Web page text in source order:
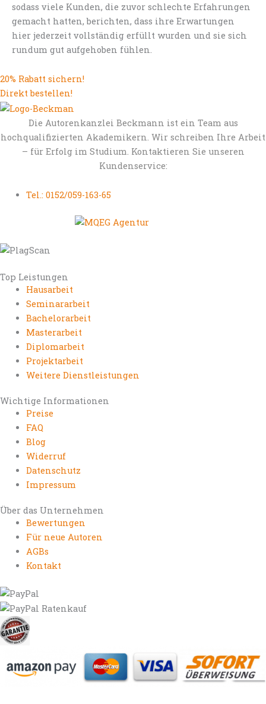
sodass viele Kunden, die zuvor schlechte Erfahrungen
gemacht hatten, berichten, dass ihre Erwartungen
hier jederzeit vollständig erfüllt wurden und sie sich
rundum gut aufgehoben fühlen.
20% Rabatt sichern!
Direkt bestellen!
Die Autorenkanzlei Beckmann ist ein Team aus
hochqualifizierten Akademikern. Wir schreiben Ihre Arbeit
– für Erfolg im Studium. Kontaktieren Sie unseren
Kundenservice:
Tel.: 0152/059-163-65
Top Leistungen
Hausarbeit
Seminararbeit
Bachelorarbeit
Masterarbeit
Diplomarbeit
Projektarbeit
Weitere Dienstleistungen
Wichtige Informationen
Preise
FAQ
Blog
Widerruf
Datenschutz
Impressum
Über das Unternehmen
Bewertungen
Für neue Autoren
AGBs
Kontakt